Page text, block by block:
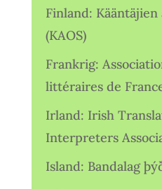
Finland:
(KAOS)
Frankrig:
littéraires de
Irland: Irish
Interpreters
Island: Bandalag